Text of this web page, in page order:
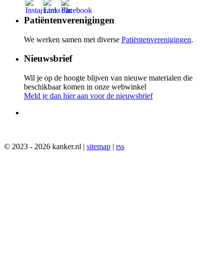
Patiëntenverenigingen
We werken samen met diverse Patiëntenverenigingen.
Nieuwsbrief
Wil je op de hoogte blijven van nieuwe materialen die
beschikbaar komen in onze webwinkel
Meld je dan hier aan voor de nieuwsbrief
© 2023 - 2026 kanker.nl | sitemap | rss